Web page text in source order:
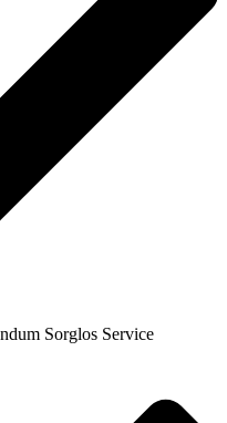
Sorglos Service